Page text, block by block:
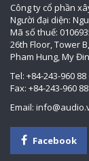
Công ty cổ phần
Người đại diện:
Mã số thuế:
26th Floor, Tower
Pham Hung, My
Tel: +84-243-960 88
Fax: +84-243-960
Email:
Facebook